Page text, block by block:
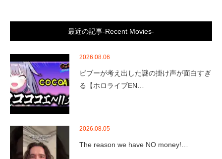
最近の記事-Recent Movies-
2026.08.06
ビブーが考え出した謎の掛け声が面白すぎ
る【ホロライブEN…
2026.08.05
The reason we have NO money!…